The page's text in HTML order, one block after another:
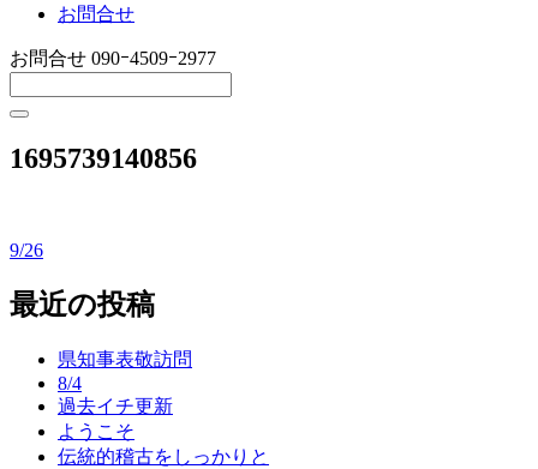
お問合せ
お問合せ 090ｰ4509ｰ2977
1695739140856
投
稿
9/26
最近の投稿
県知事表敬訪問
8/4
過去イチ更新
ようこそ
伝統的稽古をしっかりと